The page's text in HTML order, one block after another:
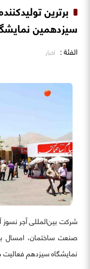
برترین
سیزدهمین
الفئة : اخبار
صنعت ساختمان، امسال
نمایشگاه سیزدهم